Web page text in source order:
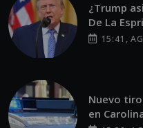
¿Trump
De La
15:41,
Nuevo
en